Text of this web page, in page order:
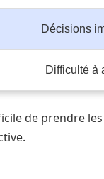
Décisions
Difficulté à
de prendre